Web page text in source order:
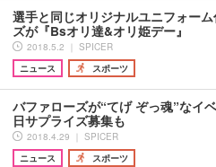
選手と同じオリジナルユニフォー
ズが『Bsオリ達&オリ姫デー』
2018.5.2 ｜ SPICER
ニュース
スポーツ
バファローズが“てげ ぞっ魂”なイ
日サプライズ募集も
2018.4.29 ｜ SPICER
ニュース
スポーツ